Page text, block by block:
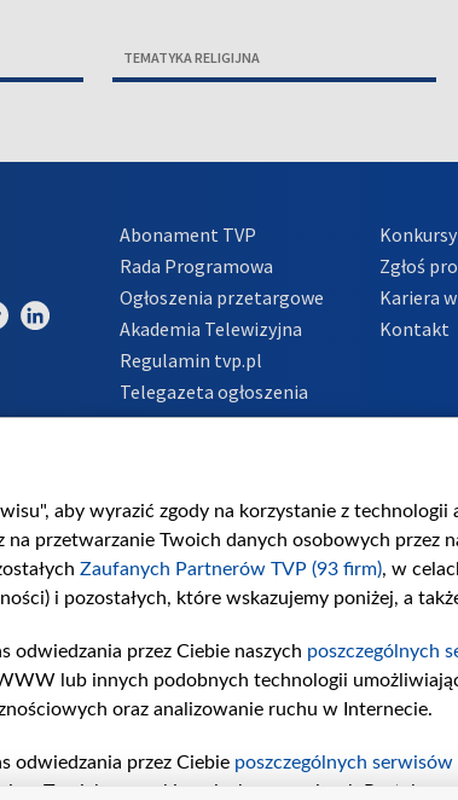
TEMATYKA RELIGIJNA
Abonament TVP
Rada Programowa
Ogłoszenia przetargowe
Akademia Telewizyjna
Regulamin tvp.pl
Telegazeta ogłoszenia
Informacje o nadawcy
Konkursy
Zgłoś
Kariera
Kontakt
aby wyrazić zgody na korzystanie z
przetwarzanie Twoich danych osobowych przez
Zaufanych Partnerów TVP (93 firm), w
i pozostałych, które wskazujemy poniżej, a
odwiedzania przez Ciebie naszych poszczególnych
lub innych podobnych technologii
oraz analizowanie ruchu w Internecie.
odwiedzania przez Ciebie poszczególnych serwisów
o Twoich wyszukiwaniach w serwisach Portalu